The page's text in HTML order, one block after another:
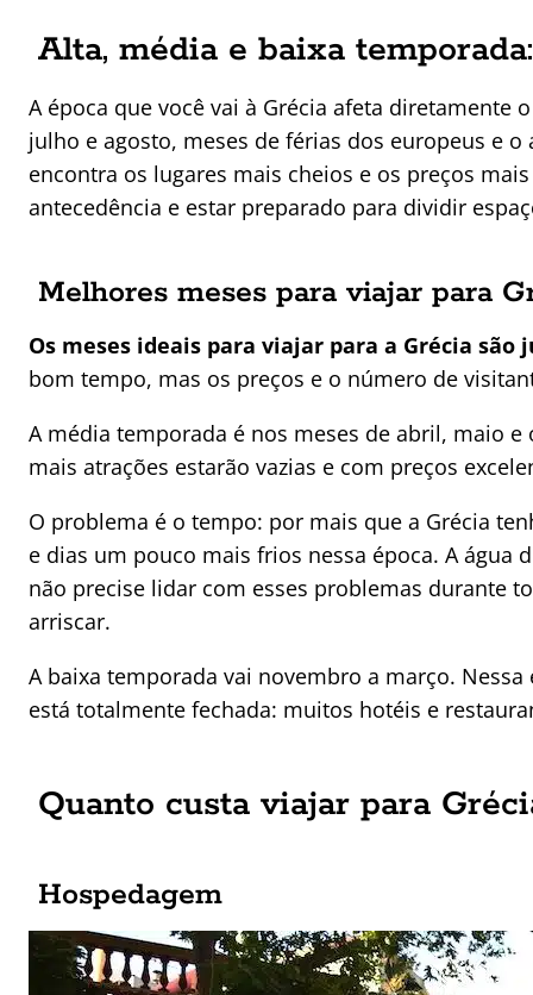
Alta, média e baixa
A época que você vai à Grécia afeta
julho e agosto, meses de férias dos europeus e
encontra os lugares mais cheios e os preços
antecedência e estar preparado para dividir
Melhores meses para viajar para
Os meses ideais para viajar para a Grécia são
bom tempo, mas os preços e o número de
A média temporada é nos meses de abril, maio
mais atrações estarão vazias e com preços
O problema é o tempo: por mais que a Grécia
e dias um pouco mais frios nessa época. A água
não precise lidar com esses problemas durante
arriscar.
A baixa temporada vai novembro a março.
está totalmente fechada: muitos hotéis e
Quanto custa viajar para
Hospedagem